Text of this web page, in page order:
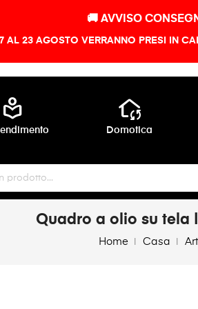
🚚 AVVISO
AL 23 AGOSTO VERRANNO PRESI IN
local_library wifi_home
Domotica
Quadro a olio su tela
Home Casa